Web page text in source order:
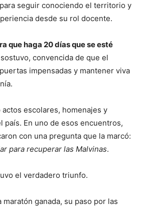
seguir conociendo el territorio y
desde su rol docente.
que haga 20 días que se esté
sostuvo, convencida de que el
impensadas y mantener viva
escolares, homenajes y
país. En uno de esos encuentros,
con una pregunta que la marcó:
para recuperar las Malvinas.
el verdadero triunfo.
maratón ganada, su paso por las